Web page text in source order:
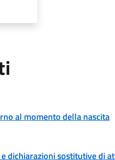
al momento della nascita
dichiarazioni sostitutive di